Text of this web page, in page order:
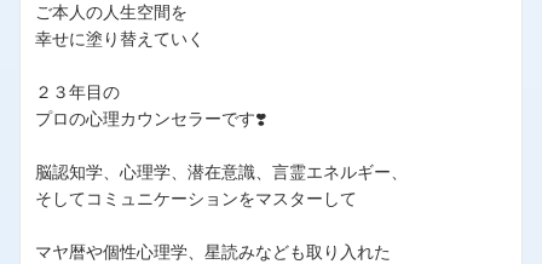
ご本人の人生空間を
幸せに塗り替えていく
２３年目の
プロの心理カウンセラーです❣️
脳認知学、心理学、潜在意識、言霊エネルギー、
そしてコミュニケーションをマスターして
マヤ暦や個性心理学、星読みなども取り入れた